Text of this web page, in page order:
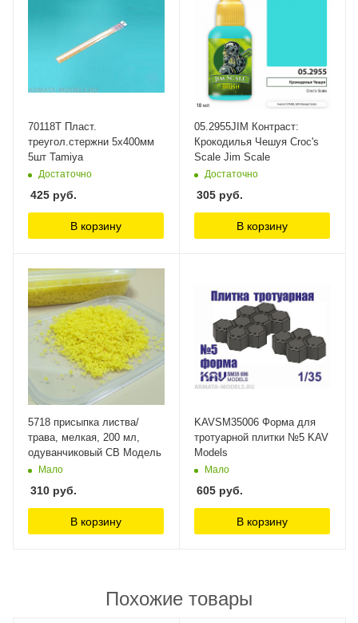
70118T Пласт.
треугол.стержни 5х400мм
5шт Tamiya
Достаточно
425 руб.
В корзину
05.2955JIM Контраст:
Крокодилья Чешуя Croc's
Scale Jim Scale
Достаточно
305 руб.
В корзину
5718 присыпка листва/
трава, мелкая, 200 мл,
одуванчиковый СВ Модель
Мало
310 руб.
В корзину
KAVSM35006 Форма для
тротуарной плитки №5 KAV
Models
Мало
605 руб.
В корзину
Похожие товары